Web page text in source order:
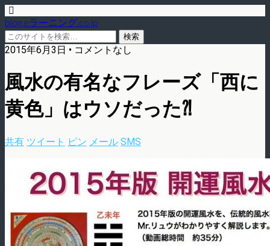
blog.eラーニング.co.jp
2015年6月3日 • コメントなし
風水の有名なフレーズ「西に
黄色」はウソだった⁈
共有 ツイート ピン メール SMS